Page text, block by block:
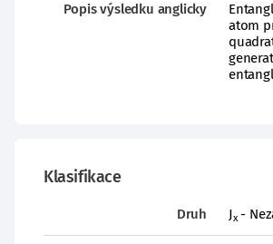
Popis výsledku anglicky
atom
Klasifikace
Druh Jx-